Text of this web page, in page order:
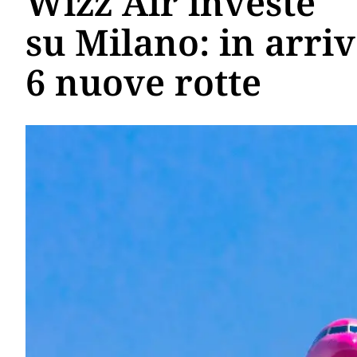
su Milano: in
6 nuove rotte